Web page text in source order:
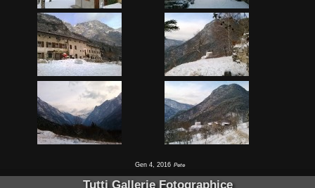
Gen 4, 2016 Pete
Tutti Gallerie Fotographice